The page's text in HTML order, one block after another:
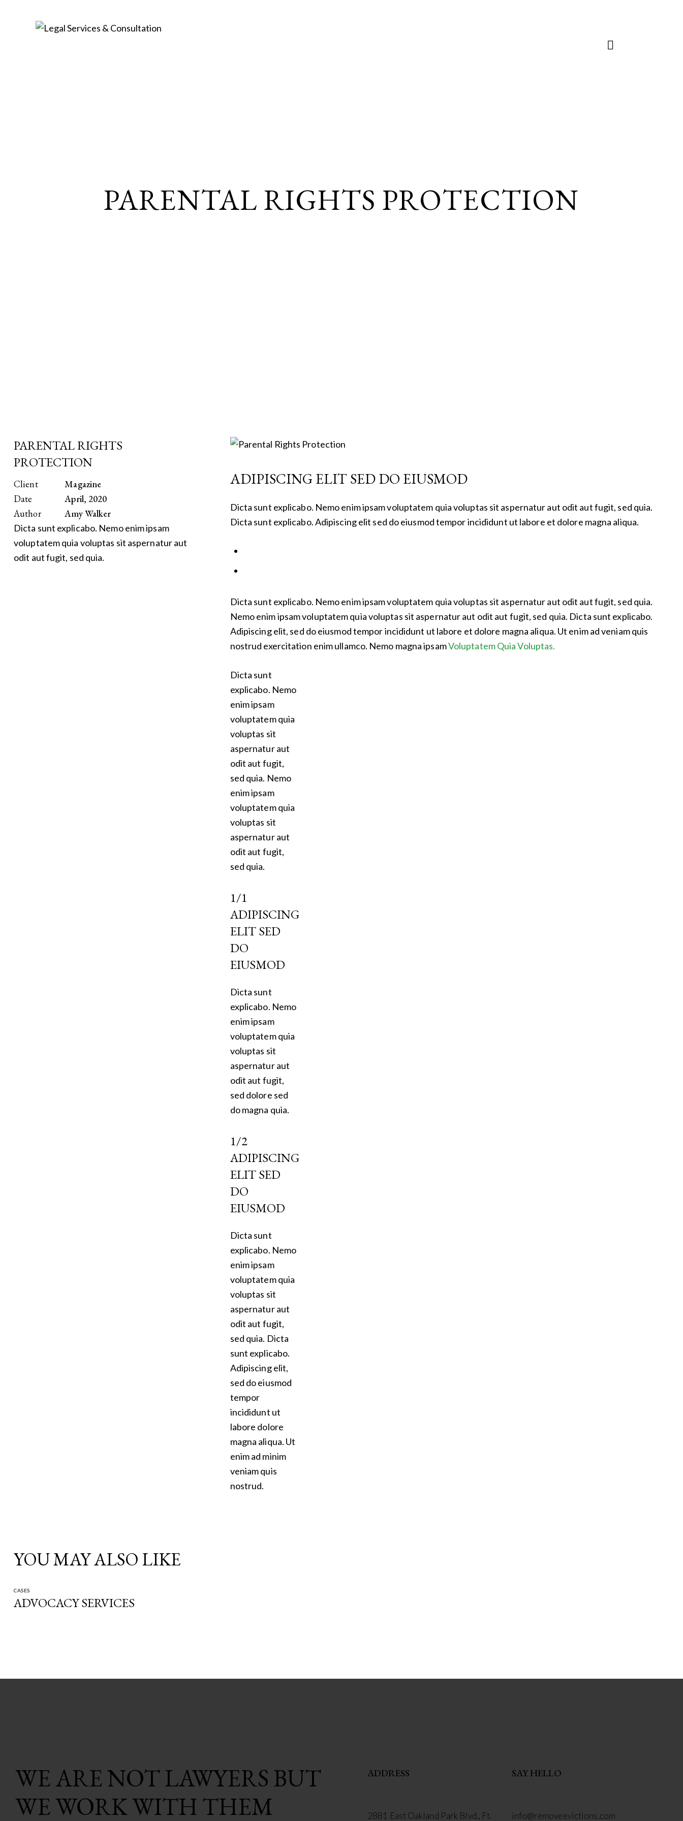
PARENTAL RIGHTS PROTECTION
PARENTAL RIGHTS
PROTECTION
Client
Magazine
Date
April, 2020
Author
Amy Walker
Dicta sunt explicabo. Nemo enim ipsam
voluptatem quia voluptas sit aspernatur aut
odit aut fugit, sed quia.
ADIPISCING ELIT SED DO EIUSMOD
Dicta sunt explicabo. Nemo enim ipsam voluptatem quia voluptas sit aspernatur aut odit aut fugit, sed quia.
Dicta sunt explicabo. Adipiscing elit sed do eiusmod tempor incididunt ut labore et dolore magna aliqua.
Dicta sunt explicabo. Nemo enim ipsam voluptatem quia voluptas sit aspernatur aut odit aut fugit, sed quia.
Nemo enim ipsam voluptatem quia voluptas sit aspernatur aut odit aut fugit, sed quia. Dicta sunt explicabo.
Adipiscing elit, sed do eiusmod tempor incididunt ut labore et dolore magna aliqua. Ut enim ad veniam quis
nostrud exercitation enim ullamco. Nemo magna ipsamVoluptatem Quia Voluptas.
Dicta sunt
explicabo. Nemo
enim ipsam
voluptatem quia
voluptas sit
aspernatur aut
odit aut fugit,
sed quia. Nemo
enim ipsam
voluptatem quia
voluptas sit
aspernatur aut
odit aut fugit,
sed quia.
1/1
ADIPISCING
ELIT SED
DO
EIUSMOD
Dicta sunt
explicabo. Nemo
enim ipsam
voluptatem quia
voluptas sit
aspernatur aut
odit aut fugit,
sed dolore sed
do magna quia.
1/2
ADIPISCING
ELIT SED
DO
EIUSMOD
Dicta sunt
explicabo. Nemo
enim ipsam
voluptatem quia
voluptas sit
aspernatur aut
odit aut fugit,
sed quia. Dicta
sunt explicabo.
Adipiscing elit,
sed do eiusmod
tempor
incididunt ut
labore dolore
magna aliqua. Ut
enim ad minim
veniam quis
nostrud.
YOU MAY ALSO LIKE
CASES
ADVOCACY SERVICES
WE ARE NOT LAWYERS BUT
WE WORK WITH THEM
ADDRESS
2881 East Oakland Park Blvd., Ft.
SAY HELLO
info@removeevictions.com